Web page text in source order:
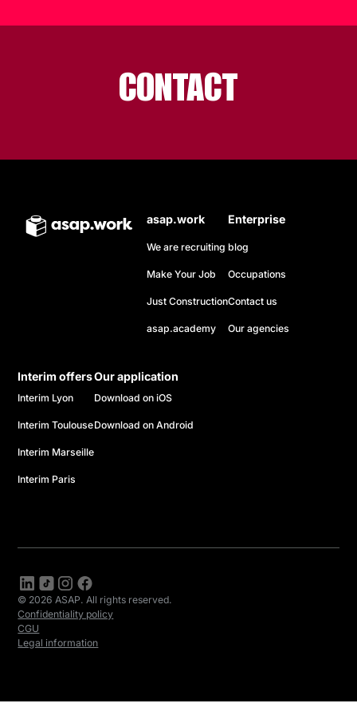
CONTACT
asap.work
We are recruiting
Make Your Job
Just Construction
asap.academy
Enterprise
blog
Occupations
Contact us
Our agencies
Interim offers
Interim Lyon
Interim Toulouse
Interim Marseille
Interim Paris
Our application
Download on iOS
Download on Android
Legal information
CGU
Confidentiality policy
© 2026 ASAP. All rights reserved.